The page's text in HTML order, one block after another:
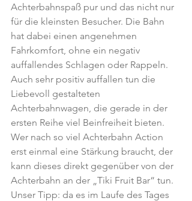
Achterbahnspaß pur und das nicht nur
für die kleinsten Besucher. Die Bahn
hat dabei einen angenehmen
Fahrkomfort, ohne ein negativ
auffallendes Schlagen oder Rappeln.
Auch sehr positiv auffallen tun die
Liebevoll gestalteten
Achterbahnwagen, die gerade in der
ersten Reihe viel Beinfreiheit bieten.
Wer nach so viel Achterbahn Action
erst einmal eine Stärkung braucht, der
kann dieses direkt gegenüber von der
Achterbahn an der „Tiki Fruit Bar“ tun.
Unser Tipp: da es im Laufe des Tages